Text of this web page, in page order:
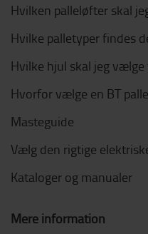
Hvilken palleløfter skal
Hvilke palletyper findes
Hvilke hjul skal jeg
Hvorfor vælge en BT
Masteguide
Vælg den rigtige
Kataloger og manualer
Mere information